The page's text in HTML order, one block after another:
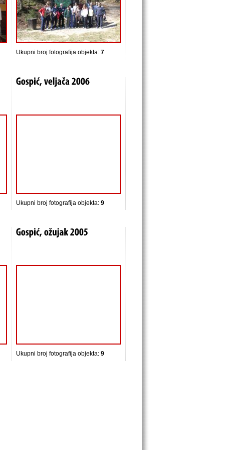
Ukupni broj fotografija objekta: 7
Ukupni broj fotografija objekta: 9
Ukupni broj fotografija objekta: 9